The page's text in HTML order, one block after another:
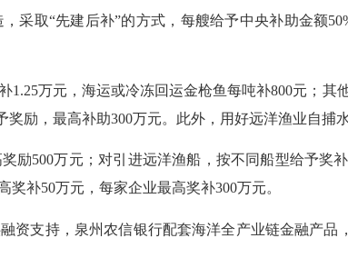
取“先建后补”的方式，每艘给予中央补助金额
万元，海运或冷冻回运金枪鱼每吨补800元；其
励，最高补助300万元。此外，用好远洋渔业自捕
500万元；对引进远洋渔船，按不同船型给予奖
补50万元，每家企业最高奖补300万元。
支持，泉州农信银行配套海洋全产业链金融产品